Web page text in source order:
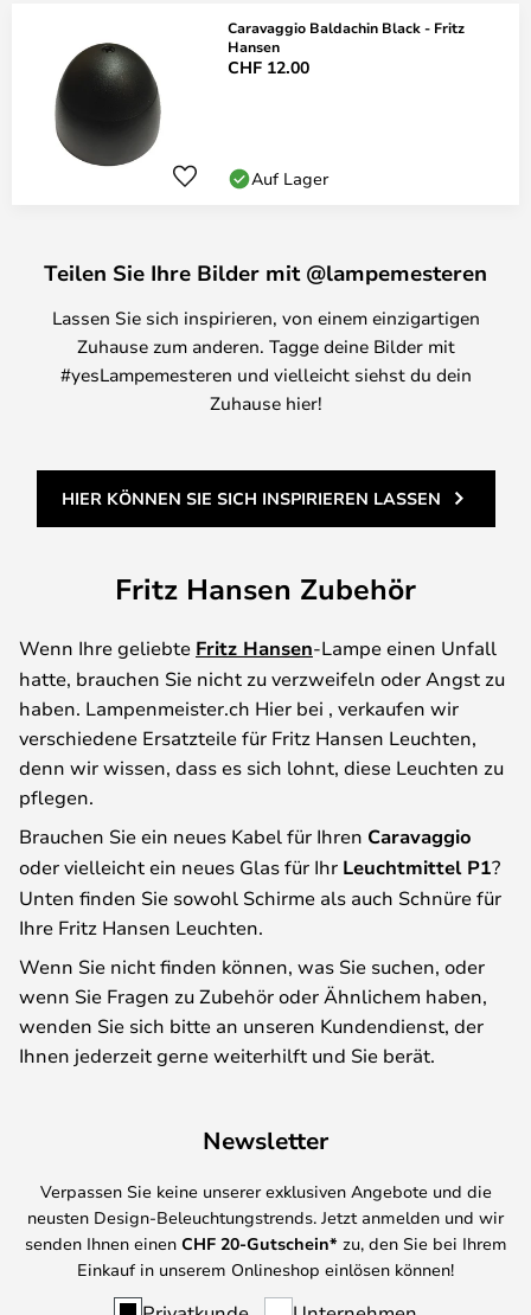
Caravaggio Baldachin Black - Fritz
Hansen
CHF 12.00
Auf Lager
Teilen Sie Ihre Bilder mit @lampemesteren
Lassen Sie sich inspirieren, von einem einzigartigen
Zuhause zum anderen. Tagge deine Bilder mit
#yesLampemesteren und vielleicht siehst du dein
Zuhause hier!
HIER KÖNNEN SIE SICH INSPIRIEREN LASSEN
Fritz Hansen Zubehör
Wenn Ihre geliebte Fritz Hansen-Lampe einen Unfall
hatte, brauchen Sie nicht zu verzweifeln oder Angst zu
haben. Lampenmeister.ch Hier bei , verkaufen wir
verschiedene Ersatzteile für Fritz Hansen Leuchten,
denn wir wissen, dass es sich lohnt, diese Leuchten zu
pflegen.
Brauchen Sie ein neues Kabel für Ihren Caravaggio
oder vielleicht ein neues Glas für Ihr Leuchtmittel P1?
Unten finden Sie sowohl Schirme als auch Schnüre für
Ihre Fritz Hansen Leuchten.
Wenn Sie nicht finden können, was Sie suchen, oder
wenn Sie Fragen zu Zubehör oder Ähnlichem haben,
wenden Sie sich bitte an unseren Kundendienst, der
Ihnen jederzeit gerne weiterhilft und Sie berät.
Newsletter
Verpassen Sie keine unserer exklusiven Angebote und die
neusten Design-Beleuchtungstrends. Jetzt anmelden und wir
senden Ihnen einen CHF 20-Gutschein* zu, den Sie bei Ihrem
Einkauf in unserem Onlineshop einlösen können!